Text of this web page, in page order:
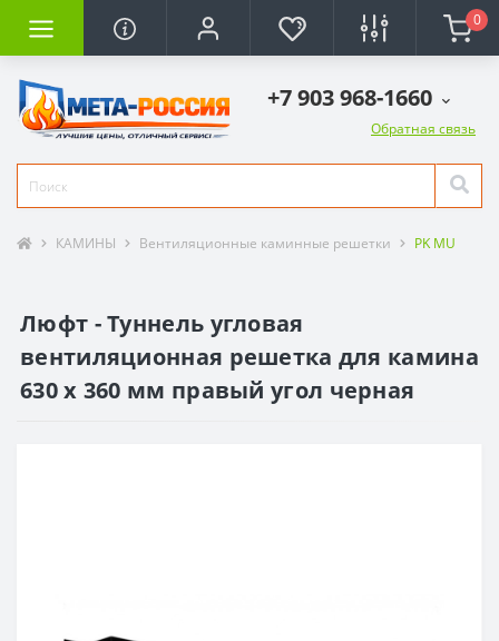
0
+7 903 968-1660
Обратная связь
КАМИНЫ Вентиляционные каминные решетки PK MU
Люфт - Туннель угловая
вентиляционная решетка для камина
630 х 360 мм правый угол черная